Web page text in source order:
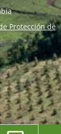
Protección de